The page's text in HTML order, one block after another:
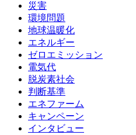
災害
環境問題
地球温暖化
エネルギー
ゼロエミッション
電気代
脱炭素社会
判断基準
エネファーム
キャンペーン
インタビュー